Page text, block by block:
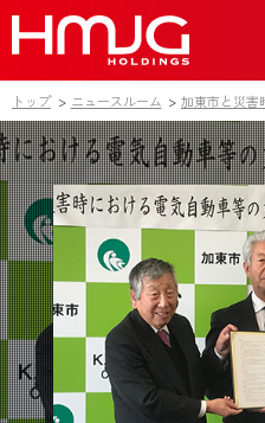
HMJGホール
ニュースルーム
企業情報
採用情報
お問い合わせ
グループ企業
ポリシー プライバシー コン
トップ ニュースルーム 加東市と災害